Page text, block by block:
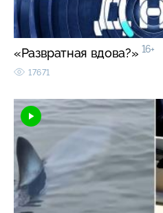
«Развратная вдова?» 16+
17671